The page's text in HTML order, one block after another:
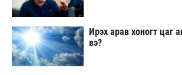
Ирэх арав хоногт цаг
вэ?